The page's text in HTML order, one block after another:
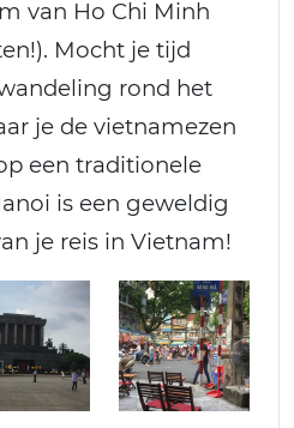
van Ho Chi Minh
Mocht je tijd
rond het
je de vietnamezen
een traditionele
is een geweldig
je reis in Vietnam!